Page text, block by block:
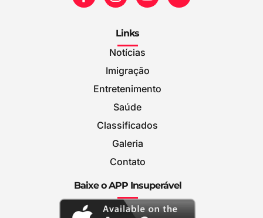
Links
Notícias
Imigração
Entretenimento
Saúde
Classificados
Galeria
Contato
Baixe o APP Insuperável